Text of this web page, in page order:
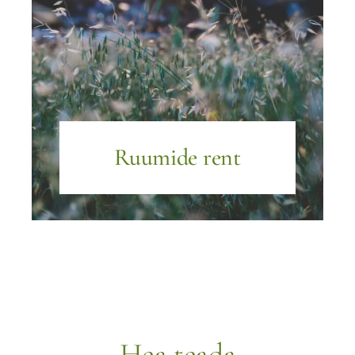
Ruumide rent